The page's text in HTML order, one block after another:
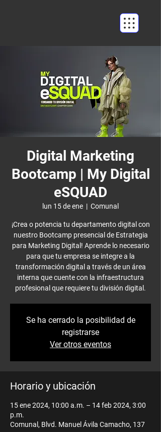
Digital Marketing
Bootcamp | My Digital
eSQUAD
lun 15 de ene
  |
Comunal
¡Crea o potencia tu departamento digital con
nuestro Bootcamp presencial de Estrategia
para Marketing Digital! Aprende lo necesario
para que tu empresa se integre a la
transformación digital a través de un área
interna que cuente con la infraestructura
profesional que requiere tu división digital.
Se ha cerrado la posibilidad de
registrarse
Ver otros eventos
Horario y ubicación
15 ene 2024, 10:00 a.m. – 14 feb 2024, 3:00
p.m.
Comunal, Blvd. Manuel Ávila Camacho, 137